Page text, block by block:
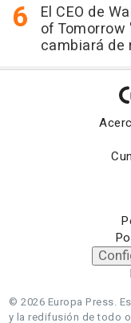
El CEO de
of Tomorrow
cambiará de
© 2026 Europa Press.
y la redifusión de todo